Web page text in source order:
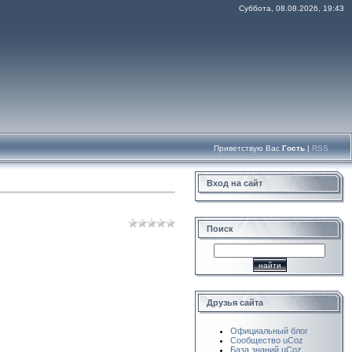
Суббота, 08.08.2026, 19:43
Приветствую Вас Гость | RSS
Вход на сайт
Поиск
Друзья сайта
Официальный блог
Сообщество uCoz
База знаний uCoz